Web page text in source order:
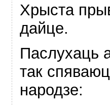
Хрыста
дайце.
Паслухаць
так
народзе: